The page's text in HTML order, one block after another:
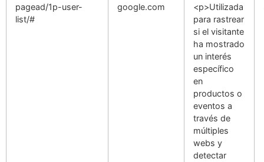
pagead/1p-user-
list/#
google.com
<p>Utilizada
para rastrear
si el visitante
ha mostrado
un interés
específico
en
productos o
eventos a
través de
múltiples
webs y
detectar